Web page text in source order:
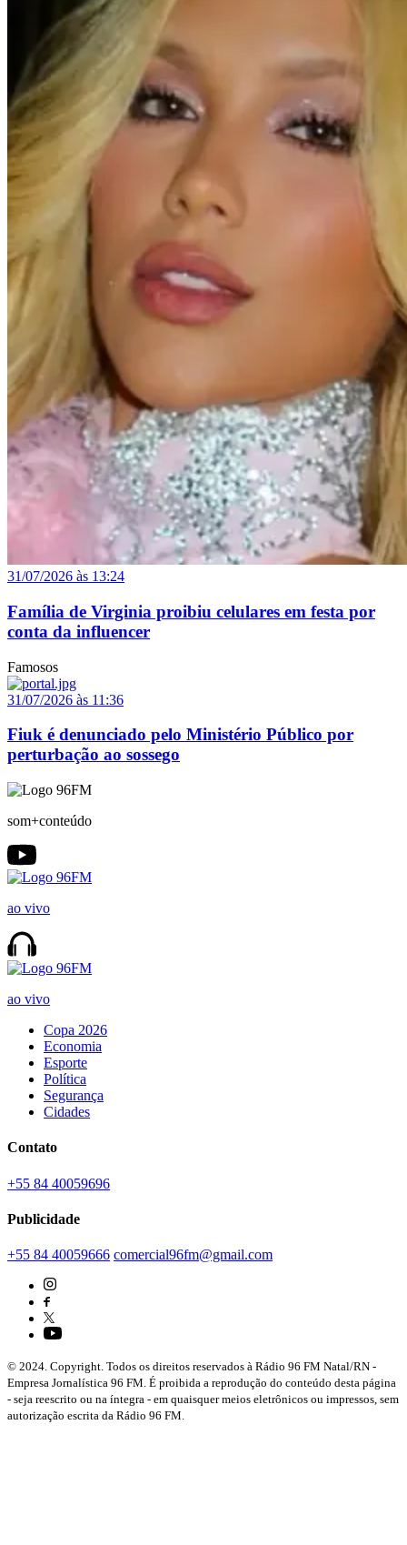
31/07/2026 às 13:24
Família de Virginia proibiu celulares em festa por
conta da influencer
Famosos
31/07/2026 às 11:36
Fiuk é denunciado pelo Ministério Público por
perturbação ao sossego
som+conteúdo
ao vivo
ao vivo
Copa 2026
Economia
Esporte
Política
Segurança
Cidades
Contato
+55 84 40059696
Publicidade
+55 84 40059666 comercial96fm@gmail.com
© 2024. Copyright. Todos os direitos reservados à Rádio 96 FM Natal/RN -
Empresa Jornalística 96 FM. É proibida a reprodução do conteúdo desta página
- seja reescrito ou na íntegra - em quaisquer meios eletrônicos ou impressos, sem
autorização escrita da Rádio 96 FM.